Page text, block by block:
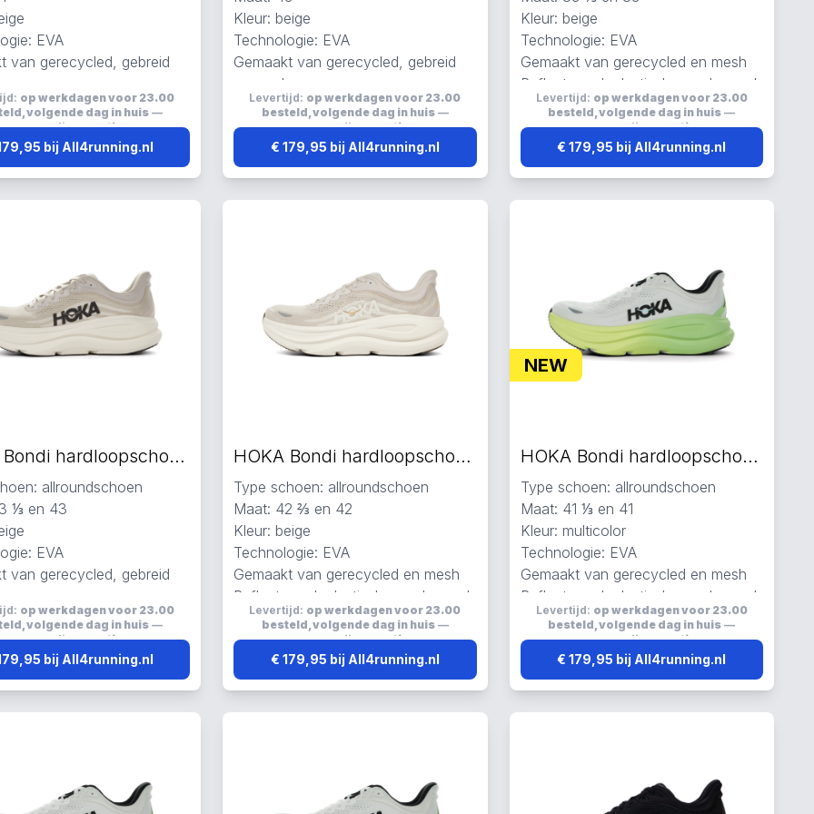
EVA
van gerecycled, gebreid
elastisch en ademend
op werkdagen voor 23.00
volgende dag in huis—
verzending:gratis
bij All4running.nl
Kleur: beige
Technologie: EVA
Gemaakt van gerecycled, gebreid
en mesh
Reflecterend, elastisch en ademend
Levertijd: op werkdagen voor 23.00
besteld, volgende dag in huis—
verzending:gratis
€ 179,95 bij All4running.nl
Kleur: beige
Technologie: EVA
Gemaakt van gerecycled en mesh
Reflecterend, elastisch en ademend
Levertijd: op werkdagen voor 23.00
besteld, volgende dag in huis —
verzending:gratis
€ 179,95 bij All4running.nl
HOKA Bondi hardloopschoenen beige
allroundschoen
⅓ en 43
EVA
van gerecycled, gebreid
elastisch en ademend
op werkdagen voor 23.00
volgende dag in huis—
verzending:gratis
bij All4running.nl
HOKA Bondi hardloopschoenen beige
Type schoen: allroundschoen
Maat: 42 ⅔ en 42
Kleur: beige
Technologie: EVA
Gemaakt van gerecycled en mesh
Reflecterend, elastisch en ademend
Levertijd: op werkdagen voor 23.00
besteld, volgende dag in huis—
verzending:gratis
€ 179,95 bij All4running.nl
NEW
HOKA Bondi hardloopschoenen multicolor
Type schoen: allroundschoen
Maat: 41 ⅓ en 41
Kleur: multicolor
Technologie: EVA
Gemaakt van gerecycled en mesh
Reflecterend, elastisch en ademend
Levertijd: op werkdagen voor 23.00
besteld, volgende dag in huis —
verzending:gratis
€ 179,95 bij All4running.nl